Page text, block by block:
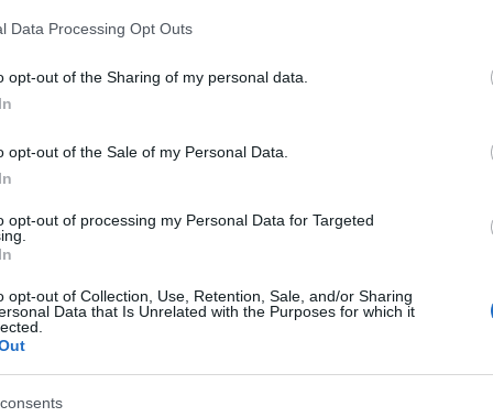
Data Processing Opt Outs
opt-out of the Sharing of my personal data.
opt-out of the Sale of my Personal Data.
opt-out of processing my Personal Data for Targeted
opt-out of Collection, Use, Retention, Sale, and/or Sharing
Data that Is Unrelated with the Purposes for which it
Dukovski írta, mely magyarul a
címmel játssza). A film számos rangos
FIPRESCI-díj).A Z'art-osztály
A puskaporos hordó
- magyarországi ősbemutató
Játsszák:
Balázs, Moldván Levente, Rédecsi Krisztina,
Hajdú Kornélia és Horváth Olga